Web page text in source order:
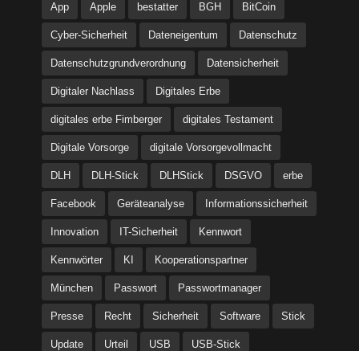
App Apple bestatter BGH BitCoin
Cyber-Sicherheit Dateneigentum Datenschutz
Datenschutzgrundverordnung Datensicherheit
Digitaler Nachlass Digitales Erbe
digitales erbe Fimberger digitales Testament
Digitale Vorsorge digitale Vorsorgevollmacht
DLH DLH-Stick DLHStick DSGVO erbe
Facebook Geräteanalyse Informationssicherheit
Innovation IT-Sicherheit Kennwort
Kennwörter KI Kooperationspartner
München Passwort Passwortmanager
Presse Recht Sicherheit Software Stick
Update Urteil USB USB-Stick